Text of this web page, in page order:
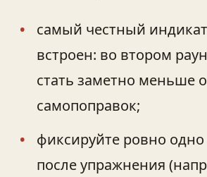
самый честный
встроен: во втором
стать заметно меньше
самопоправок;
фиксируйте ровно
после упражнения